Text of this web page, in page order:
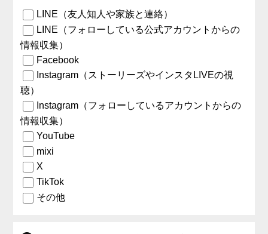
LINE（友人知人や家族と連絡）
LINE（フォローしている公式アカウントからの
情報収集）
Facebook
Instagram（ストーリーズやインスタLIVEの視
聴）
Instagram（フォローしているアカウントからの
情報収集）
YouTube
mixi
X
TikTok
その他